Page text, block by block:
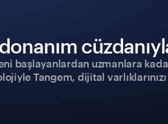
başlayanlardan uzmanlara
Tangem, dijital